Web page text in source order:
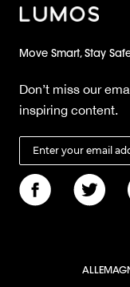
Move Smart, Stay
Don’t miss our
inspiring content.
Pays/